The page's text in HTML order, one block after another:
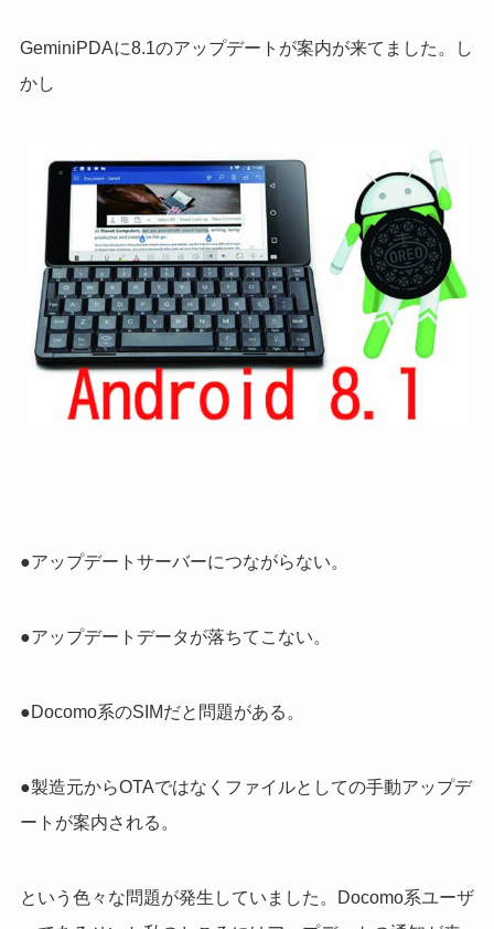
GeminiPDAに8.1のアップデートが案内が来てました。し
かし
●アップデートサーバーにつながらない。
●アップデートデータが落ちてこない。
●Docomo系のSIMだと問題がある。
●製造元からOTAではなくファイルとしての手動アップデ
ートが案内される。
という色々な問題が発生していました。Docomo系ユーザ